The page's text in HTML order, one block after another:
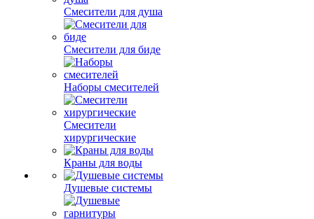
Смесители для душа
Смесители для биде
Наборы смесителей
Смесители
хирургические
Краны для воды
Душевые системы